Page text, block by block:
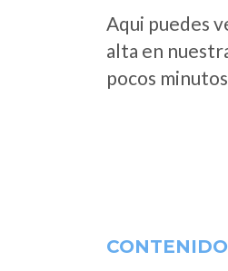
Aqui puedes
alta en
pocos